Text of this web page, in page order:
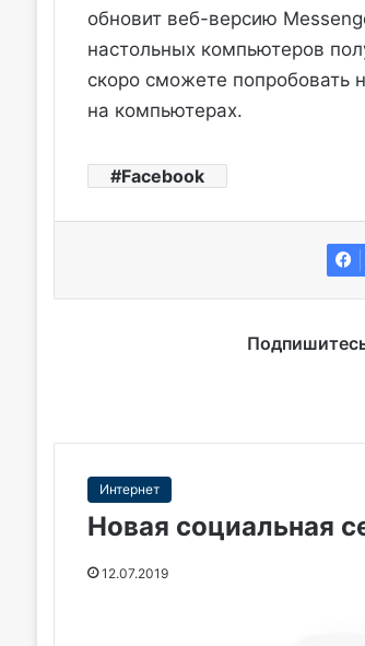
обновит веб-версию
настольных компьютеров
скоро сможете
на компьютерах.
Facebook